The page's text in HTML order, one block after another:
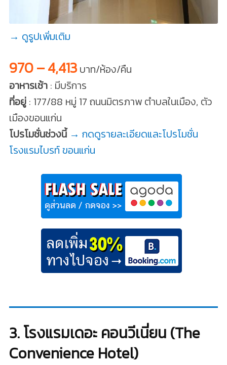
→ ดูรูปเพิ่มเติม
970 – 4,413บาท/ห้อง/คืน
อาหารเช้า: มีบริการ
ที่อยู่: 177/88 หมู่ 17 ถนนมิตรภาพ ตำบลในเมือง, ตัว
เมืองขอนแก่น
โปรโมชั่นช่วงนี้ → กดดูรายละเอียดและโปรโมชั่น
โรงแรมไบรท์ ขอนแก่น
3. โรงแรมเดอะ คอนวีเนี่ยน (The
Convenience Hotel)